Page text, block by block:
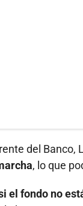
del Banco,
, lo que
el fondo no